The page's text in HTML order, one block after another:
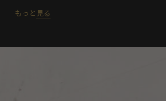
もっと 見る